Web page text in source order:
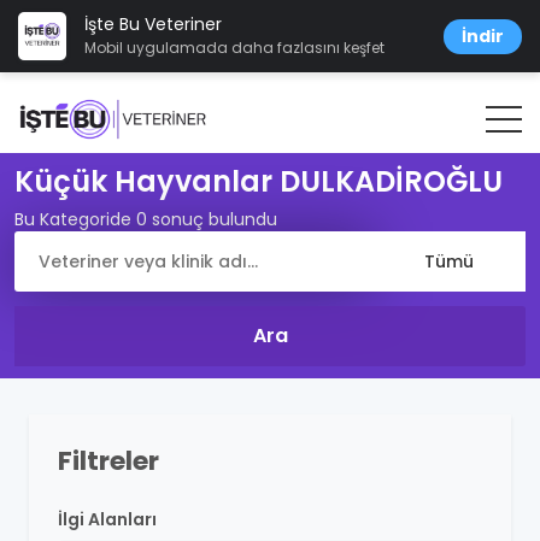
İşte Bu Veteriner
Mobil uygulamada daha fazlasını keşfet İndir
Küçük Hayvanlar DULKADİROĞLU
Bu Kategoride 0 sonuç bulundu
Filtreler
İlgi Alanları